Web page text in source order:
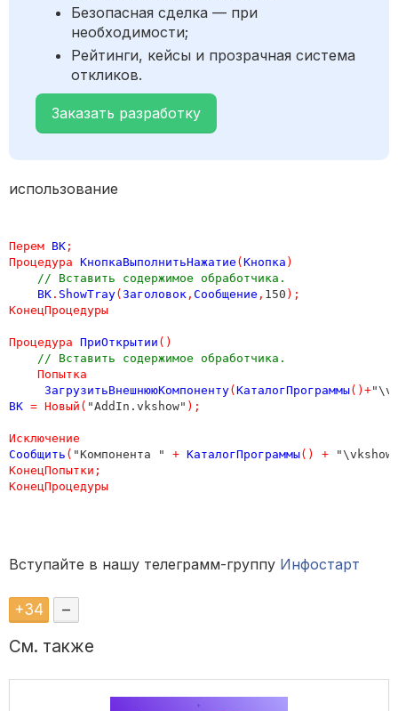
Безопасная сделка — при
необходимости;
Рейтинги, кейсы и прозрачная система
откликов.
Заказать разработку
использование
Перем ВК ;
Процедура КнопкаВыполнитьНажатие ( Кнопка )
// Вставить содержимое обработчика.
ВК . ShowTray( Заголовок , Сообщение , 150 );
КонецПроцедуры
Процедура ПриОткрытии ()
// Вставить содержимое обработчика.
Попытка
ЗагрузитьВнешнююКомпоненту( КаталогПрограммы()+
ВК = Новый ( "AddIn.vkshow" );
Исключение
Сообщить ( "Компонента " + КаталогПрограммы() +
КонецПопытки ;
КонецПроцедуры
Вступайте в нашу телеграмм-группу Инфостарт
+34 –
См. также